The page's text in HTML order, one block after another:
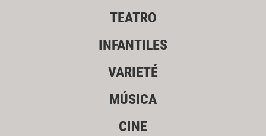
TEATRO
INFANTILES
VARIETÉ
MÚSICA
CINE